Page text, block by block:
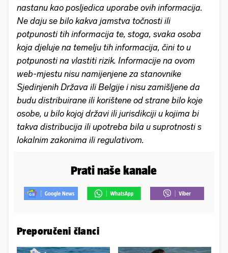
nastanu kao posljedica uporabe ovih informacija.
Ne daju se bilo kakva jamstva točnosti ili
potpunosti tih informacija te, stoga, svaka osoba
koja djeluje na temelju tih informacija, čini to u
potpunosti na vlastiti rizik. Informacije na ovom
web-mjestu nisu namijenjene za stanovnike
Sjedinjenih Država ili Belgije i nisu zamišljene da
budu distribuirane ili korištene od strane bilo koje
osobe, u bilo kojoj državi ili jurisdikciji u kojima bi
takva distribucija ili upotreba bila u suprotnosti s
lokalnim zakonima ili regulativom.
Prati naše kanale
Preporučeni članci